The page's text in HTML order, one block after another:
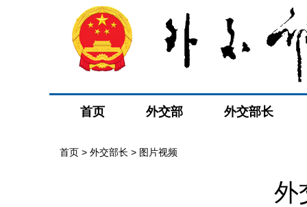
首页 外交部 外交部长
首页 > 外交部长 > 图片视频
外